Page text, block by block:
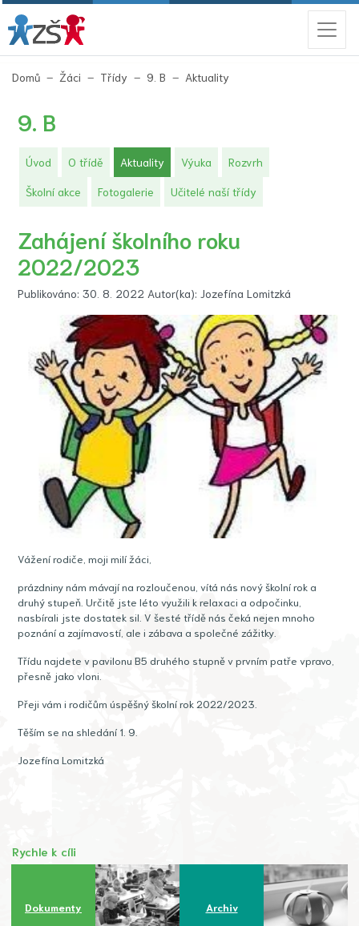
Domů Žáci Třídy 9. B Aktuality
9. B
Úvod O třídě Aktuality(aktuální)
Výuka Rozvrh
Školní akce Fotogalerie Učitelé naší třídy
Zahájení školního roku
2022/2023
Publikováno: 30. 8. 2022 Autor(ka): Jozefína Lomitzká
Vážení rodiče, moji milí žáci,
prázdniny nám mávají na rozloučenou, vítá nás nový školní rok a
druhý stupeň. Určitě jste léto využili k relaxaci a odpočinku,
nasbírali jste dostatek sil. V šesté třídě nás čeká nejen mnoho
poznání a zajímavostí, ale i zábava a společné zážitky.
Třídu najdete v pavilonu B5 druhého stupně v prvním patře vpravo,
přesně jako vloni.
Přeji vám i rodičům úspěšný školní rok 2022/2023.
Těším se na shledání 1. 9.
Jozefína Lomitzká
Rychle k cíli
Dokumenty Archiv